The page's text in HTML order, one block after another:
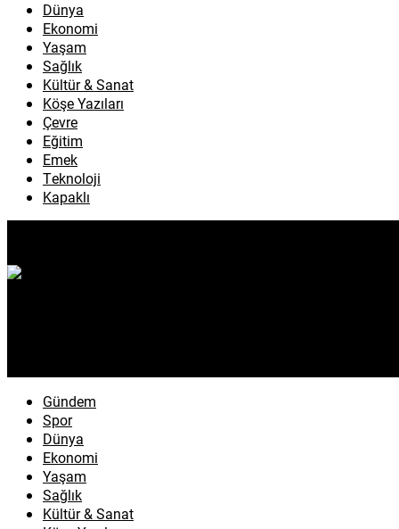
Dünya
Ekonomi
Yaşam
Sağlık
Kültür & Sanat
Köşe Yazıları
Çevre
Eğitim
Emek
Teknoloji
Kapaklı
Gündem
Spor
Dünya
Ekonomi
Yaşam
Sağlık
Kültür & Sanat